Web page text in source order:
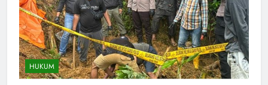
HUKUM